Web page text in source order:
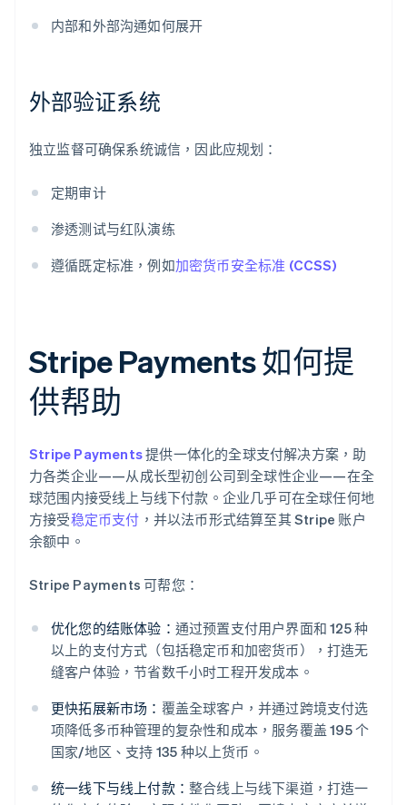
内部和外部沟通如何展开
外部验证系统
独立监督可确保系统诚信，因此应规划：
定期审计
渗透测试与红队演练
遵循既定标准，例如加密货币安全标准 (CCSS)
Stripe Payments 如何提
供帮助
Stripe Payments提供一体化的全球支付解决方案，助
力各类企业——从成长型初创公司到全球性企业——在全
球范围内接受线上与线下付款。企业几乎可在全球任何地
方接受稳定币支付 ，并以法币形式结算至其 Stripe 账户
余额中。
Stripe Payments 可帮您：
优化您的结账体验： 通过预置支付用户界面和 125 种
以上的支付方式（包括稳定币和加密货币），打造无
缝客户体验，节省数千小时工程开发成本。
更快拓展新市场： 覆盖全球客户，并通过跨境支付选
项降低多币种管理的复杂性和成本，服务覆盖 195 个
国家/地区、支持 135 种以上货币。
统一线下与线上付款： 整合线上与线下渠道，打造一